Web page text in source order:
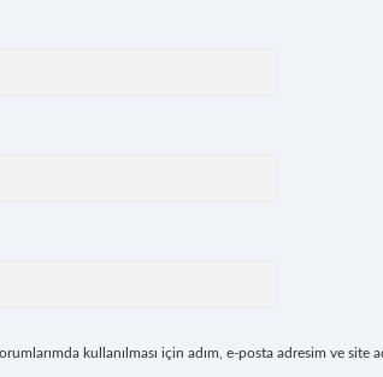
kullanılması için adım, e-posta adresim ve site